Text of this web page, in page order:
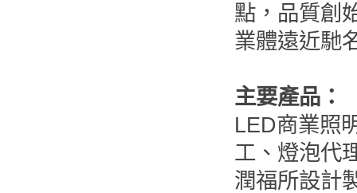
點，品質創
業體遠近馳
主要產品：
LED商業照
工、燈泡代
潤福所設計